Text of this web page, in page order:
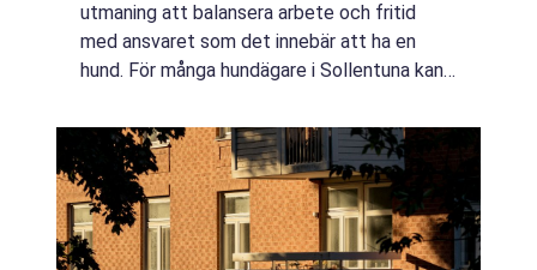
utmaning att balansera arbete och fritid
med ansvaret som det innebär att ha en
hund. För många hundägare i Sollentuna kan
lösningen....